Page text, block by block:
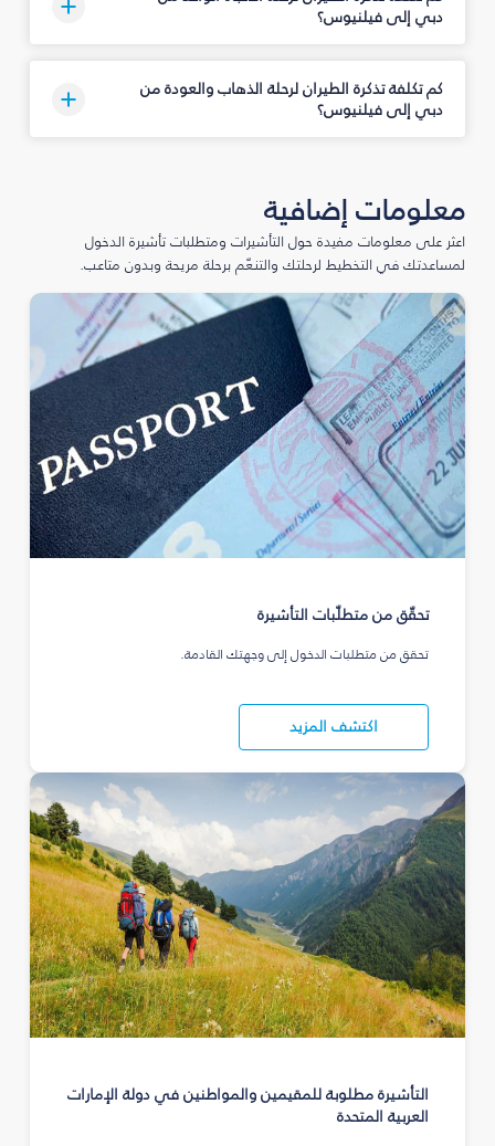
دبي إلى فيلنيوس؟
كم تكلفة تذكرة الطيران لرحلة الذهاب والعودة من
دبي إلى فيلنيوس؟
معلومات إضافية
اعثر على معلومات مفيدة حول التأشيرات ومتطلبات تأشيرة الدخول
لمساعدتك في التخطيط لرحلتك والتنعّم برحلة مريحة وبدون متاعب.
تحقّق من متطلّبات التأشيرة
تحقق من متطلبات الدخول إلى وجهتك القادمة.
اكتشف المزيد
التأشيرة مطلوبة للمقيمين والمواطنين في دولة الإمارات
العربية المتحدة